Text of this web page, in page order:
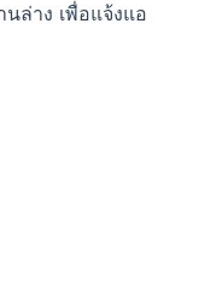
ล่าง เพื่อแจ้งแอ